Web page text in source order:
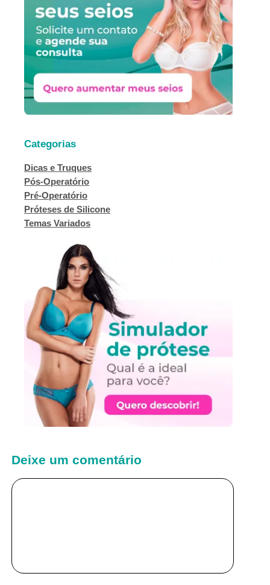
Categorias
Dicas e Truques
Pós-Operatório
Pré-Operatório
Próteses de Silicone
Temas Variados
Deixe um comentário